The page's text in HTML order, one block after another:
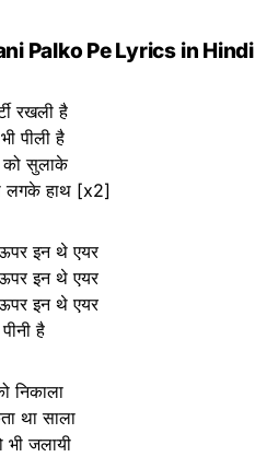
Palko Pe Lyrics in Hindi
रखली है
पीली है
को सुलाके
लगके हाथ [x2]
इन थे एयर
इन थे एयर
इन थे एयर
है
निकाला
था साला
भी जलायी